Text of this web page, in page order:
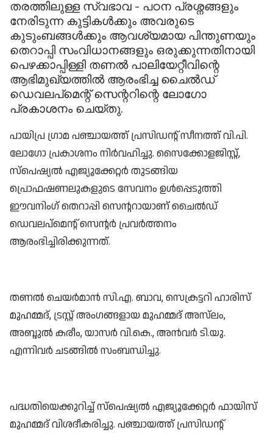
തരത്തിലുള്ള സ്വഭാവ - പഠന പ്രശ്നങ്ങളും
നേരിടുന്ന കുട്ടികൾക്കും അവരുടെ
കുടുംബങ്ങൾക്കും ആവശ്യമായ പിന്തുണയും
തെറാപ്പി സംവിധാനങ്ങളും ഒരുക്കുന്നതിനായി
പെഴക്കാപ്പിള്ളി തണൽ പാലിയേറ്റീവിന്റെ
ആഭിമുഖ്യത്തിൽ ആരംഭിച്ച ചൈൽഡ്
ഡെവലപ്‌മെന്റ് സെന്ററിന്റെ ലോഗോ
പ്രകാശനം ചെയ്തു.
പായിപ്ര ഗ്രാമ പഞ്ചായത്ത് പ്രസിഡന്റ് സീനത്ത് വി.പി.
ലോഗോ പ്രകാശനം നിർവഹിച്ചു. സൈക്കോളജിസ്റ്റ്,
സ്പെഷ്യൽ എജ്യൂക്കേറ്റർ തുടങ്ങിയ
പ്രൊഫഷണലുകളുടെ സേവനം ഉൾപ്പെടുത്തി
ഈവനിംഗ് തെറാപ്പി സെന്ററായാണ് ചൈൽഡ്
ഡെവലപ്‌മെന്റ് സെന്റർ പ്രവർത്തനം
ആരംഭിച്ചിരിക്കുന്നത്.
തണൽ ചെയർമാൻ സി.എ. ബാവ, സെക്രട്ടറി ഹാരിസ്
മുഹമ്മദ്, ട്രസ്റ്റ് അംഗങ്ങളായ മുഹമ്മദ് അസ്‌ലം,
അബ്ദുൽ കരീം, യാസർ വി.കെ., അൻവർ ടി.യു.
എന്നിവർ ചടങ്ങിൽ സംബന്ധിച്ചു.
പദ്ധതിയെക്കുറിച്ച് സ്പെഷ്യൽ എജ്യൂക്കേറ്റർ ഫായിസ്
മുഹമ്മദ് വിശദീകരിച്ചു. പഞ്ചായത്ത് പ്രസിഡന്റ്